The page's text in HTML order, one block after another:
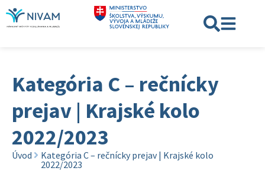
Kategória C – rečnícky
prejav | Krajské kolo
2022/2023
Úvod
Kategória C – rečnícky prejav | Krajské kolo
2022/2023